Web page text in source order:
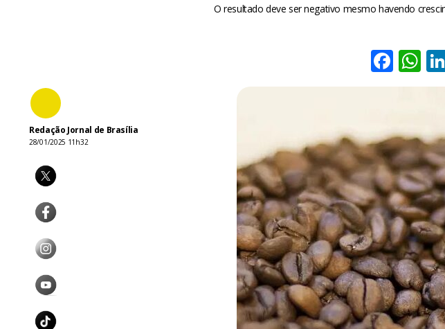
O resultado deve ser negativo mesmo havendo
Redação Jornal de Brasília
28/01/2025 11h32